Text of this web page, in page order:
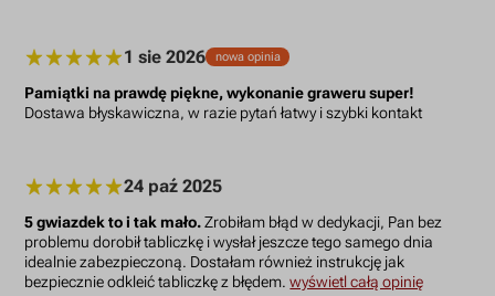
1 sie 2026 nowa opinia
Pamiątki na prawdę piękne, wykonanie graweru super!
Dostawa błyskawiczna, w razie pytań łatwy i szybki kontakt
24 paź 2025
5 gwiazdek to i tak mało.Zrobiłam błąd w dedykacji, Pan bez
problemu dorobił tabliczkę i wysłał jeszcze tego samego dnia
idealnie zabezpieczoną. Dostałam również instrukcję jak
bezpiecznie odkleić tabliczkę z błędem.wyświetl całą opinię